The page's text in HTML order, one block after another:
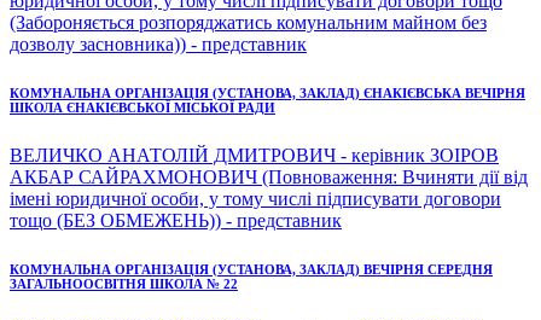
(Забороняється розпоряджатись комунальним майном без
дозволу засновника)) - представник
КОМУНАЛЬНА ОРГАНІЗАЦІЯ (УСТАНОВА, ЗАКЛАД) ЄНАКІЄВСЬКА ВЕЧІРНЯ
ШКОЛА ЄНАКІЄВСЬКОЇ МІСЬКОЇ РАДИ
ВЕЛИЧКО АНАТОЛІЙ ДМИТРОВИЧ - керівник ЗОІРОВ
АКБАР САЙРАХМОНОВИЧ (Повноваження: Вчиняти дії від
імені юридичної особи, у тому числі підписувати договори
тощо (БЕЗ ОБМЕЖЕНЬ)) - представник
КОМУНАЛЬНА ОРГАНІЗАЦІЯ (УСТАНОВА, ЗАКЛАД) ВЕЧІРНЯ СЕРЕДНЯ
ЗАГАЛЬНООСВІТНЯ ШКОЛА № 22